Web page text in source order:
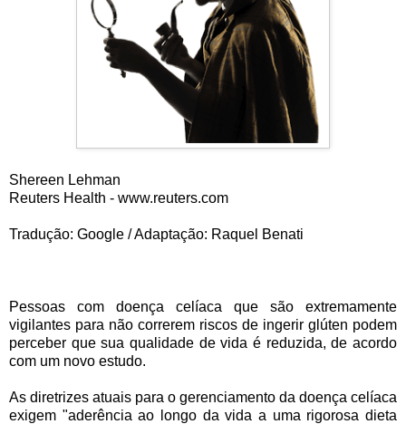
Shereen Lehman
Reuters Health - www.reuters.com
Tradução: Google / Adaptação: Raquel Benati
Pessoas com doença celíaca que são extremamente
vigilantes para não correrem riscos de ingerir glúten podem
perceber que sua qualidade de vida é reduzida, de acordo
com um novo estudo.
As diretrizes atuais para o gerenciamento da doença celíaca
exigem "aderência ao longo da vida a uma rigorosa dieta